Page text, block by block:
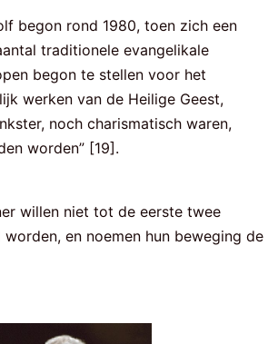
begon rond 1980, toen zich een
traditionele evangelikale
begon te stellen voor het
werken van de Heilige Geest,
noch charismatisch waren,
worden” [19].
willen niet tot de eerste twee
en noemen hun beweging de